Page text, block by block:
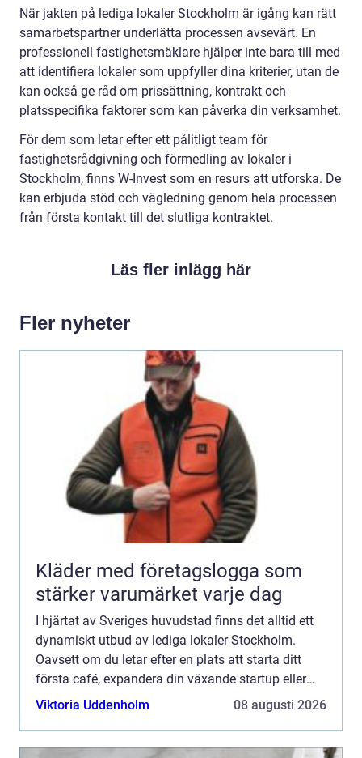
När jakten på lediga lokaler Stockholm är igång kan rätt
samarbetspartner underlätta processen avsevärt. En
professionell fastighetsmäklare hjälper inte bara till med
att identifiera lokaler som uppfyller dina kriterier, utan de
kan också ge råd om prissättning, kontrakt och
platsspecifika faktorer som kan påverka din verksamhet.
För dem som letar efter ett pålitligt team för
fastighetsrådgivning och förmedling av lokaler i
Stockholm, finns W-Invest som en resurs att utforska. De
kan erbjuda stöd och vägledning genom hela processen
från första kontakt till det slutliga kontraktet.
Läs fler inlägg här
Fler nyheter
Kläder med företagslogga som
stärker varumärket varje dag
I hjärtat av Sveriges huvudstad finns det alltid ett
dynamiskt utbud av lediga lokaler Stockholm.
Oavsett om du letar efter en plats att starta ditt
första café, expandera din växande startup eller
bygga ett storföretag, s&...
Viktoria Uddenholm 08 augusti 2026